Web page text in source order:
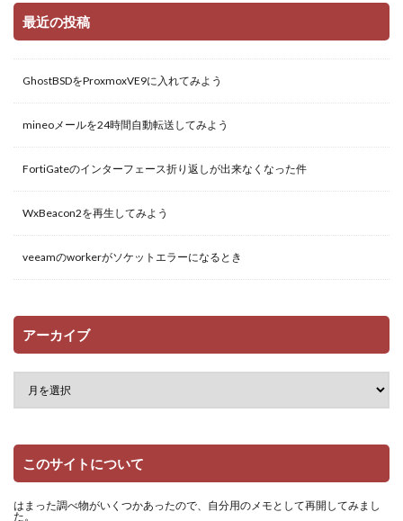
最近の投稿
GhostBSDをProxmoxVE9に入れてみよう
mineoメールを24時間自動転送してみよう
FortiGateのインターフェース折り返しが出来なくなった件
WxBeacon2を再生してみよう
veeamのworkerがソケットエラーになるとき
アーカイブ
このサイトについて
はまった調べ物がいくつかあったので、自分用のメモとして再開してみまし
た。